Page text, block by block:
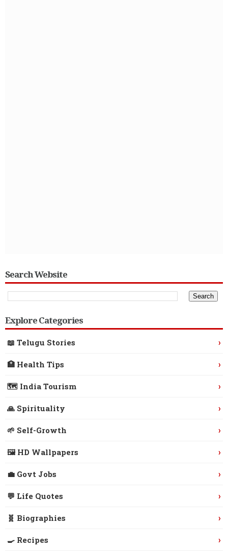
Search Website
Explore Categories
📖 Telugu Stories ›
🏥 Health Tips ›
🗺️ India Tourism ›
🙏 Spirituality ›
🌱 Self-Growth ›
🖼️ HD Wallpapers ›
💼 Govt Jobs ›
💬 Life Quotes ›
🧬 Biographies ›
🍳 Recipes ›